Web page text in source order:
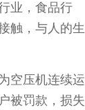
业，食品行
触，与人的生
空压机连续运
被罚款，损失